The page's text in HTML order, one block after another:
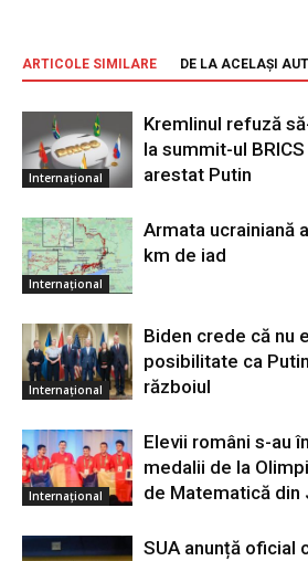
ARTICOLE SIMILARE DE LA ACELAȘI
Internațional
Kremlinul refuză
la summit-ul
arestat Putin
Internațional
Armata ucrainiană
km de iad
Internațional
Biden crede că nu
posibilitate ca
războiul
Internațional
Elevii români s-au
medalii de la
de Matematică din
SUA anunță oficial